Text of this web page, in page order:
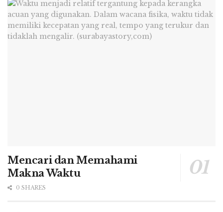
Mencari dan Memahami
Makna Waktu
0 SHARES